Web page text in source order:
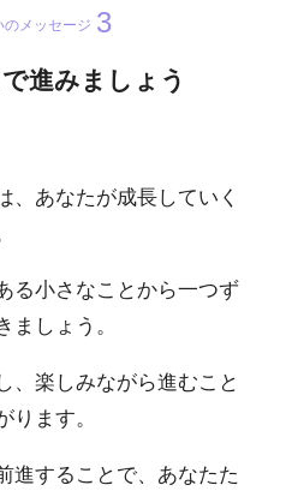
メッセージ
進みましょう
、あなたが成長していく
る小さなことから一つず
ましょう。
、楽しみながら進むこと
ります。
進することで、あなたた